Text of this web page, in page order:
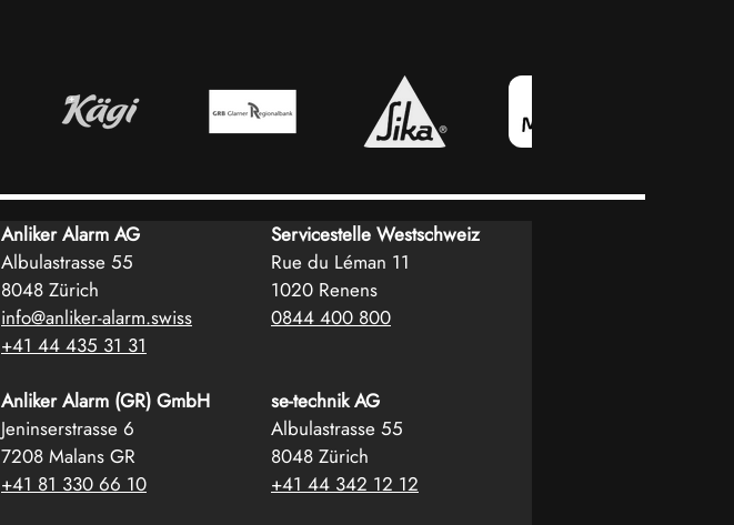
Anliker Alarm AG
Albulastrasse 55
8048 Zürich
info@anliker-alarm.swiss
+41 44 435 31 31
Anliker Alarm (GR) GmbH
Jeninserstrasse 6
7208 Malans GR
+41 81 330 66 10
Servicestelle Westschweiz
Rue du Léman 11
1020 Renens
0844 400 800
se-technik AG
Albulastrasse 55
8048 Zürich
+41 44 342 12 12